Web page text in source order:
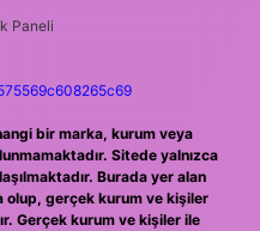
bir marka, kurum veya
Sitede yalnızca
Burada yer alan
olup, gerçek kurum ve kişiler
Gerçek kurum ve kişiler ile